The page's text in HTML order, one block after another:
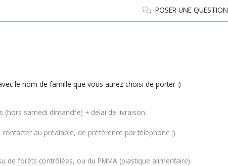
POSER UNE QUESTION
le nom de famille que vous aurez choisi de porter :)
samedi dimanche) + délai de livraison.
au préalable, de préférence par téléphone :)
de forêts contrôlées, ou du PMMA (plastique alimentaire).